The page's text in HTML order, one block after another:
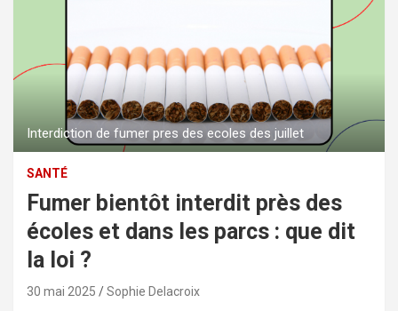
Interdiction de fumer pres des ecoles des juillet
SANTÉ
Fumer bientôt interdit près des
écoles et dans les parcs : que dit
la loi ?
30 mai 2025 Sophie Delacroix